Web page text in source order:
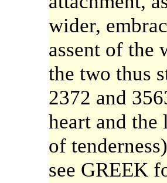
wider,
assent of the
the two thus
2372 and
heart and the
of
see GREEK